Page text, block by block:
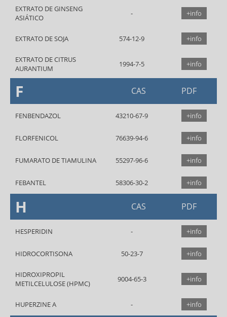
EXTRATO DE GINSENG
ASIÁTICO
+info
EXTRATO DE SOJA 574-12-9 +info
EXTRATO DE CITRUS
AURANTIUM
1994-7-5 +info
F CAS PDF
FENBENDAZOL 43210-67-9 +info
FLORFENICOL 76639-94-6 +info
FUMARATO DE TIAMULINA 55297-96-6 +info
FEBANTEL 58306-30-2 +info
H CAS PDF
HESPERIDIN +info
HIDROCORTISONA 50-23-7 +info
HIDROXIPROPIL
METILCELULOSE (HPMC)
9004-65-3 +info
HUPERZINE A +info